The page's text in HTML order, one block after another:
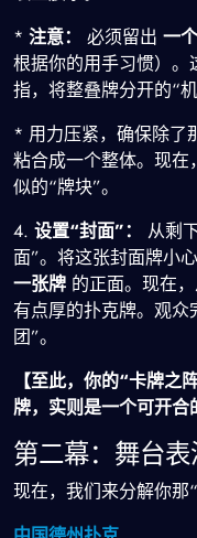
* 注意： 必须留出 一
根据你的用手习惯）
指，将整叠牌分开的“机
* 用力压紧，确保除了
粘合成一个整体。现
似的“牌块”。
4. 设置“封面”： 从剩
面”。将这张封面牌小
一张牌 的正面。现在
有点厚的扑克牌。观众
团”。
【至此，你的“卡牌之
牌，实则是一个可开合
第二幕：舞台表
现在，我们来分解你那